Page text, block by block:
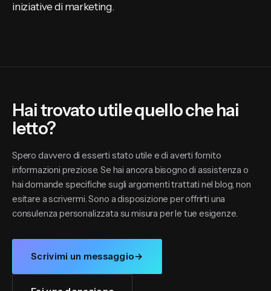
iniziative di marketing.
Hai trovato utile quello che hai
letto?
Spero davvero di esserti stato utile e di averti fornito
informazioni preziose. Se hai ancora bisogno di assistenza o
hai domande specifiche sugli argomenti trattati nel blog, non
esitare a scrivermi. Sono a disposizione per offrirti una
consulenza personalizzata su misura per le tue esigenze.
Scrivimi un messaggio→